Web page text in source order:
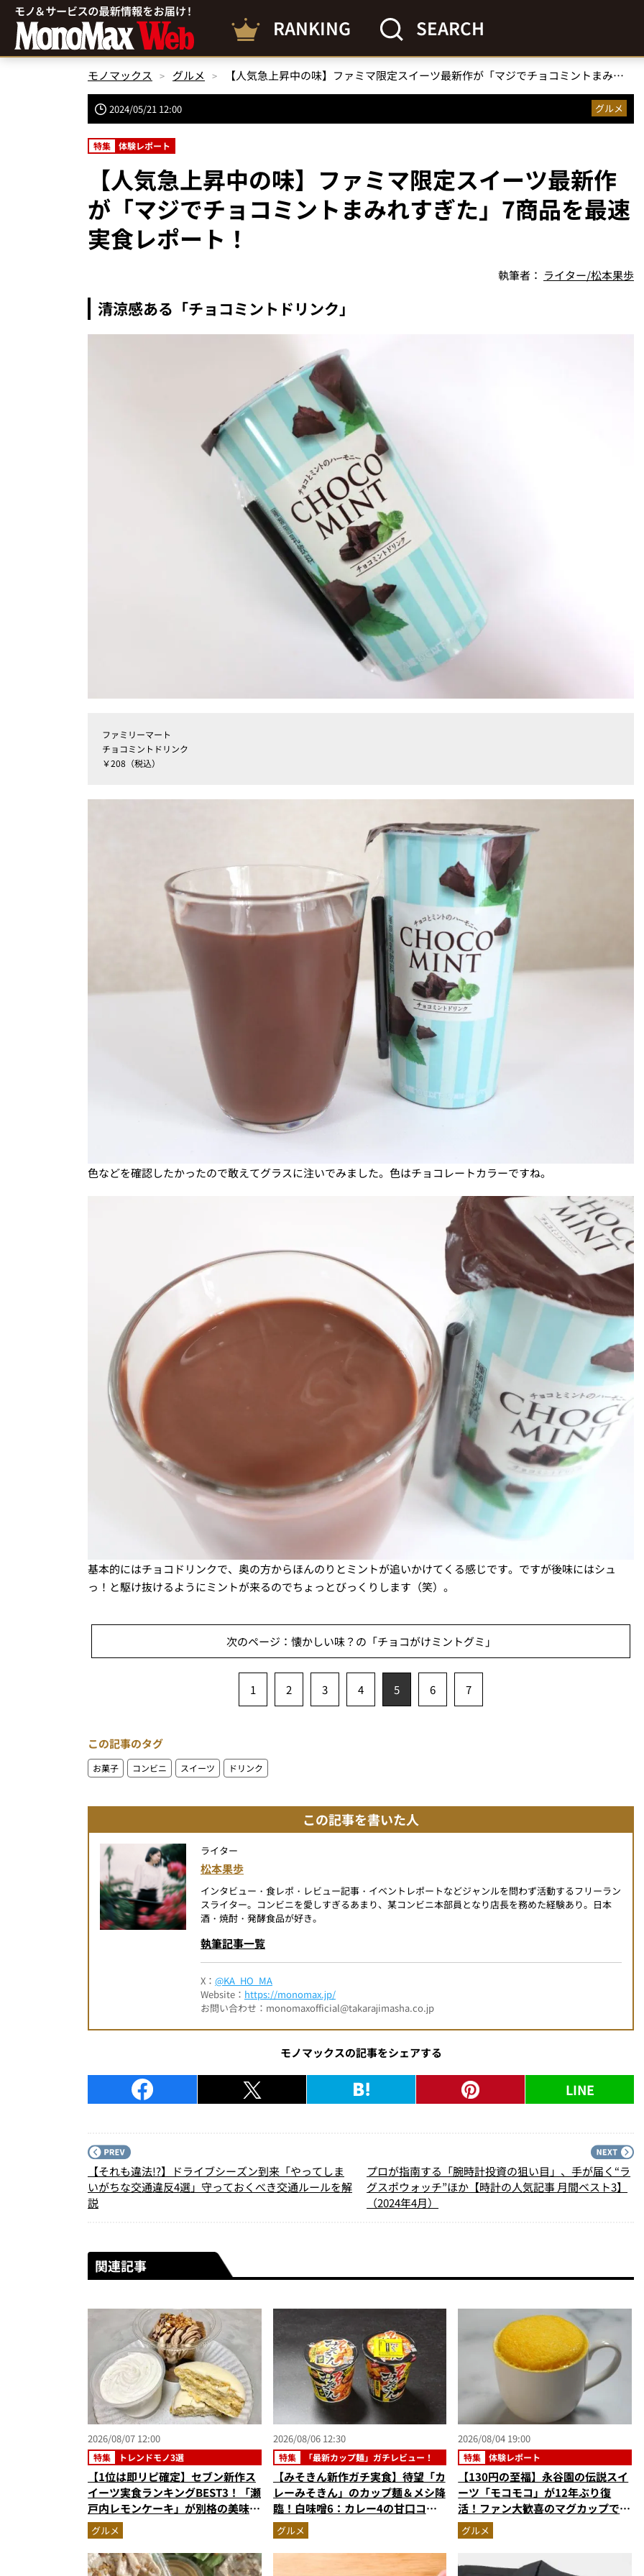
RANKING SEARCH
モノマックス グルメ 【人気急上昇中の味】ファミマ限定スイーツ最新作が「マジでチョコミントまみれすぎた」7商品を最速実食レポート！
2024/05/21 12:00 グルメ
特集 体験レポート
【人気急上昇中の味】ファミマ限定スイーツ最新作
が「マジでチョコミントまみれすぎた」7商品を最速
実食レポート！
執筆者： ライター/松本果歩
清涼感ある「チョコミントドリンク」
ファミリーマート
チョコミントドリンク
￥208（税込）
色などを確認したかったので敢えてグラスに注いでみました。色はチョコレートカラーですね。
基本的にはチョコドリンクで、奥の方からほんのりとミントが追いかけてくる感じです。ですが後味にはシュ
っ！と駆け抜けるようにミントが来るのでちょっとびっくりします（笑）。
次のページ：懐かしい味？の「チョコがけミントグミ」
1 2 3 4 5 6 7
この記事のタグ
お菓子 コンビニ スイーツ ドリンク
この記事を書いた人
ライター
松本果歩
インタビュー・食レポ・レビュー記事・イベントレポートなどジャンルを問わず活動するフリーラン
スライター。コンビニを愛しすぎるあまり、某コンビニ本部員となり店長を務めた経験あり。日本
酒・焼酎・発酵食品が好き。
執筆記事一覧
X： @KA_HO_MA
Website： https://monomax.jp/
お問い合わせ：monomaxofficial@takarajimasha.co.jp
モノマックスの記事をシェアする
LINE
【それも違法!?】ドライブシーズン到来「やってしま
いがちな交通違反4選」守っておくべき交通ルールを解
説
プロが指南する「腕時計投資の狙い目」、手が届く“ラ
グスポウォッチ”ほか【時計の人気記事 月間ベスト3】
（2024年4月）
関連記事
2026/08/07 12:00
特集 トレンドモノ3選
【1位は即リピ確定】セブン新作ス
イーツ実食ランキングBEST3！「瀬
戸内レモンケーキ」が別格の美味
さ…ショコラシフォンから塩バニラ
プリンまで本気レビュー
グルメ
2026/08/06 12:30
特集 「最新カップ麺」ガチレビュー！
【みそきん新作ガチ実食】待望「カ
レーみそきん」のカップ麺＆メシ降
臨！白味噌6：カレー4の甘口コク
旨スープ＆ゴロッと大ぶりポテトに
歓喜
グルメ
2026/08/04 19:00
特集 体験レポート
【130円の至福】永谷園の伝説スイ
ーツ「モコモコ」が12年ぶり復
活！ファン大歓喜のマグカップで作
る絶品ケーキを食べたらやっぱり最
高にウマかった
グルメ